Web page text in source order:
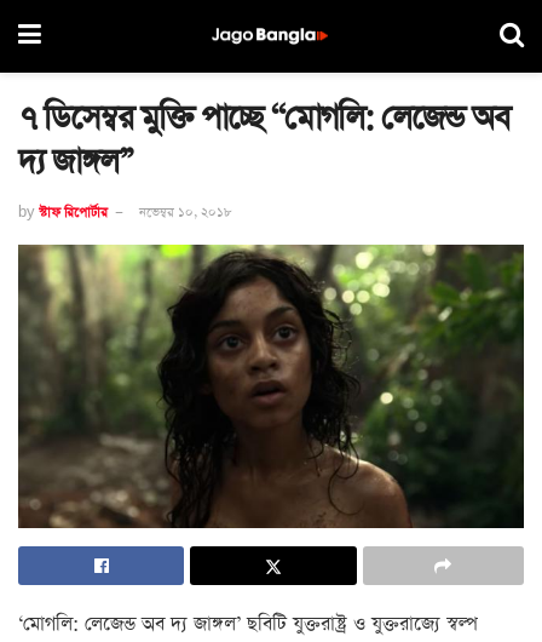
৭ ডিসেম্বর মুক্তি পাচ্ছে ‘‘মোগলি: লেজেন্ড অব
দ্য জাঙ্গল’’
by স্টাফ রিপোর্টার নভেম্বর ১০, ২০১৮
‘মোগলি: লেজেন্ড অব দ্য জাঙ্গল’ ছবিটি যুক্তরাষ্ট্র ও যুক্তরাজ্যে স্বল্প